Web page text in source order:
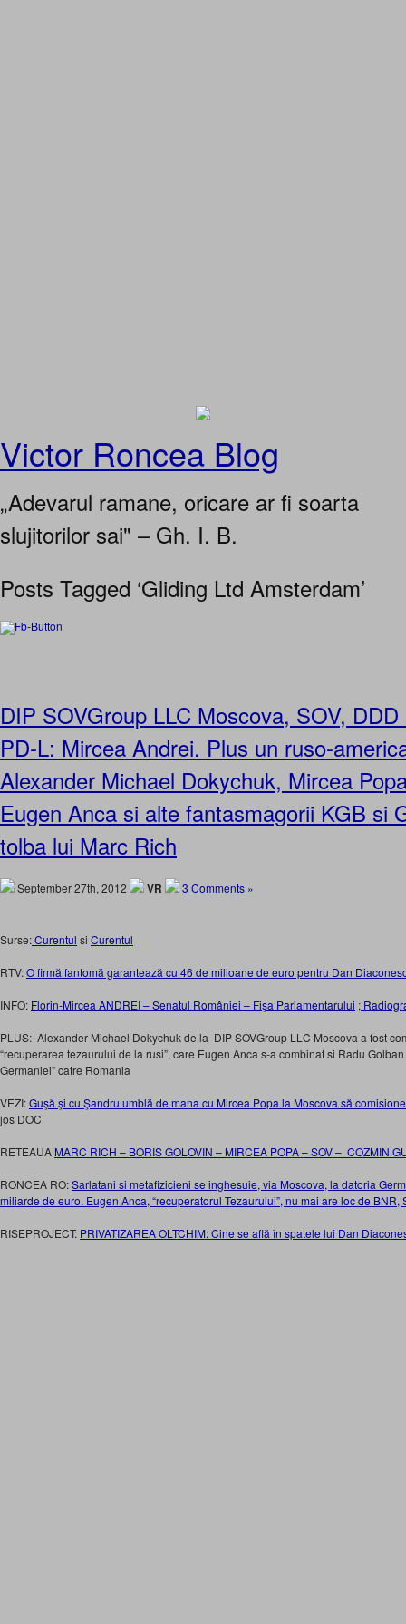
Victor Roncea Blog
„Adevarul ramane, oricare ar fi soarta
slujitorilor sai" – Gh. I. B.
Posts Tagged ‘Gliding Ltd Amsterdam’
DIP SOVGroup LLC Moscova, SOV,
PD-L: Mircea Andrei. Plus un ruso-
Alexander Michael Dokychuk, Mircea
Eugen Anca si alte fantasmagorii KGB si
tolba lui Marc Rich
September 27th, 2012 VR 3 Comments »
Surse:Curentul si Curentul
RTV:O firmă fantomă garantează cu 46 de milioane de euro pentru Dan
INFO: Florin-Mircea ANDREI – Senatul României – Fişa Parlamentarului ;
PLUS: Alexander Michael Dokychuk de la DIP SOVGroup LLC Moscova a fost
“recuperarea tezaurului de la rusi”, care Eugen Anca s-a combinat si Radu
Germaniei” catre Romania
VEZI:Guşă şi cu Şandru umblă de mana cu Mircea Popa la Moscova să
jos DOC
RETEAUA MARC RICH – BORIS GOLOVIN – MIRCEA POPA – SOV – COZMIN
RONCEA RO:Sarlatani si metafizicieni se inghesuie, via Moscova, la datoria
miliarde de euro. Eugen Anca, “recuperatorul Tezaurului”, nu mai are loc de BNR,
RISEPROJECT: PRIVATIZAREA OLTCHIM:Cine se află în spatele lui Dan